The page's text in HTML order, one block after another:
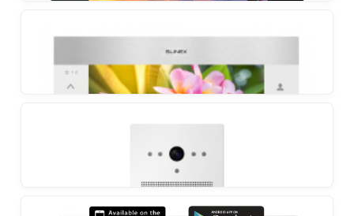
Slinex SL-10IPTHD
10-inčni dodirni monitor s prosljeđivanjem poziva na
smartphone i detekcijom pokreta